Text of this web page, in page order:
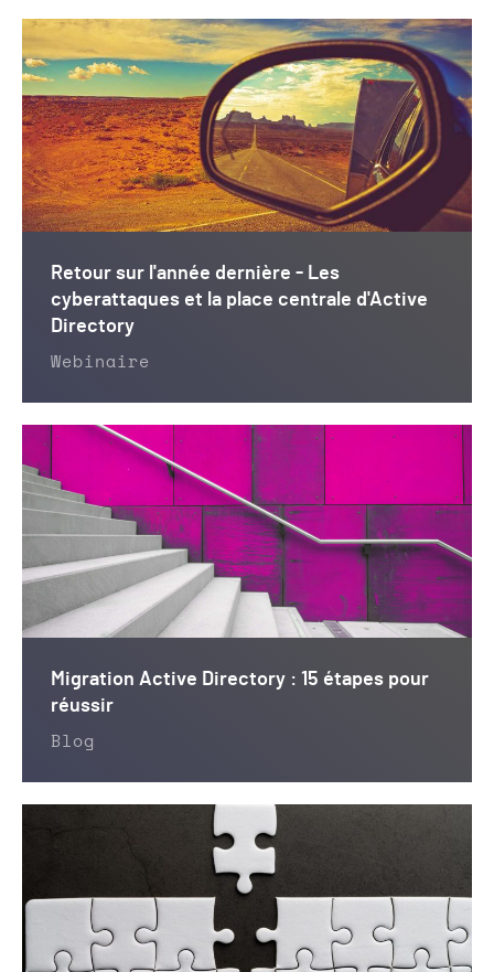
Retour sur l'année dernière - Les
cyberattaques et la place centrale d'Active
Directory
Webinaire
Migration Active Directory : 15 étapes pour
réussir
Blog